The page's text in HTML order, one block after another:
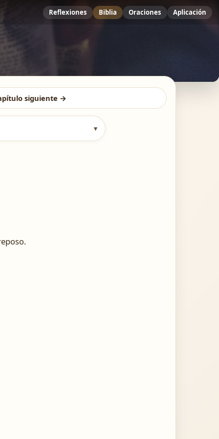
Reflexiones Biblia Oraciones Aplicación
siguiente →
▾